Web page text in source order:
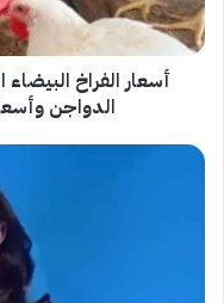
تحديث
بورصة
الدواجن
والبط
والبيض
أسعار الفراخ
الدواجن
تصريحات
ليلى